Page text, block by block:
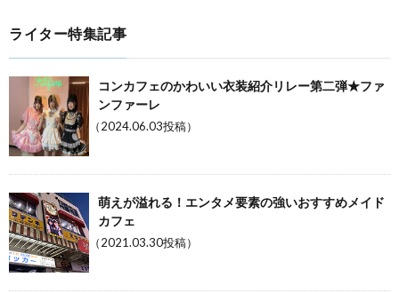
ライター特集記事
コンカフェのかわいい衣装紹介リレー第二弾★ファ
ンファーレ
（2024.06.03投稿）
萌えが溢れる！エンタメ要素の強いおすすめメイド
カフェ
（2021.03.30投稿）